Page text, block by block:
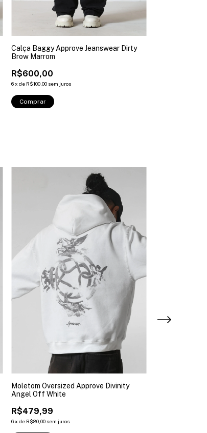
Calça Baggy Approve Jeanswear Dirty
Brow Marrom
R$600,00
6x de R$100,00 sem juros
Comprar
Moletom Oversized Approve Divinity
Angel Off White
R$479,99
6x de R$80,00 sem juros